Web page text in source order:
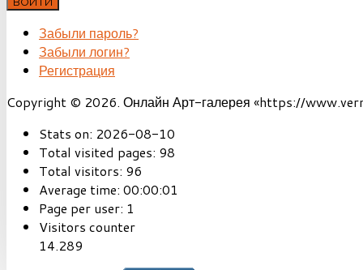
Забыли пароль?
Забыли логин?
Регистрация
Copyright © 2026. Онлайн Арт-галерея «https://
Stats on: 2026-08-10
Total visited pages: 98
Total visitors: 96
Average time: 00:00:01
Page per user: 1
Visitors counter
14.289